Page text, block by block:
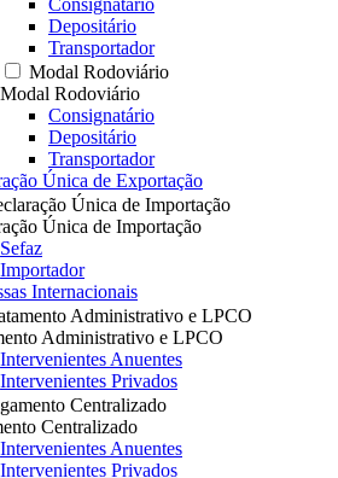
Consignatário
Depositário
Transportador
Modal Rodoviário
Modal Rodoviário
Consignatário
Depositário
Transportador
Única de Exportação
Única de Importação
Única de Importação
Sefaz
Importador
Internacionais
Administrativo e LPCO
Administrativo e LPCO
Intervenientes Anuentes
Intervenientes Privados
Centralizado
Centralizado
Intervenientes Anuentes
Intervenientes Privados